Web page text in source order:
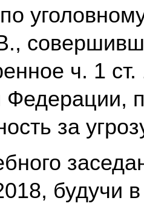
ч. 1
Федерации,
за
будучи в